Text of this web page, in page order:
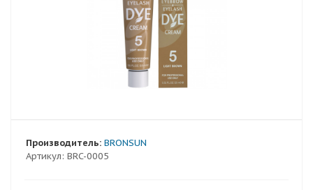
Артикул: BRC-0005
Производитель: BRONSUN